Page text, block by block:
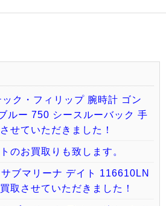
ク・フィリップ 腕時計 ゴン
ルー 750 シースルーバック 手
ていただきました！
のお買取りも致します。
ブマリーナ デイト 116610LN
させていただきました！